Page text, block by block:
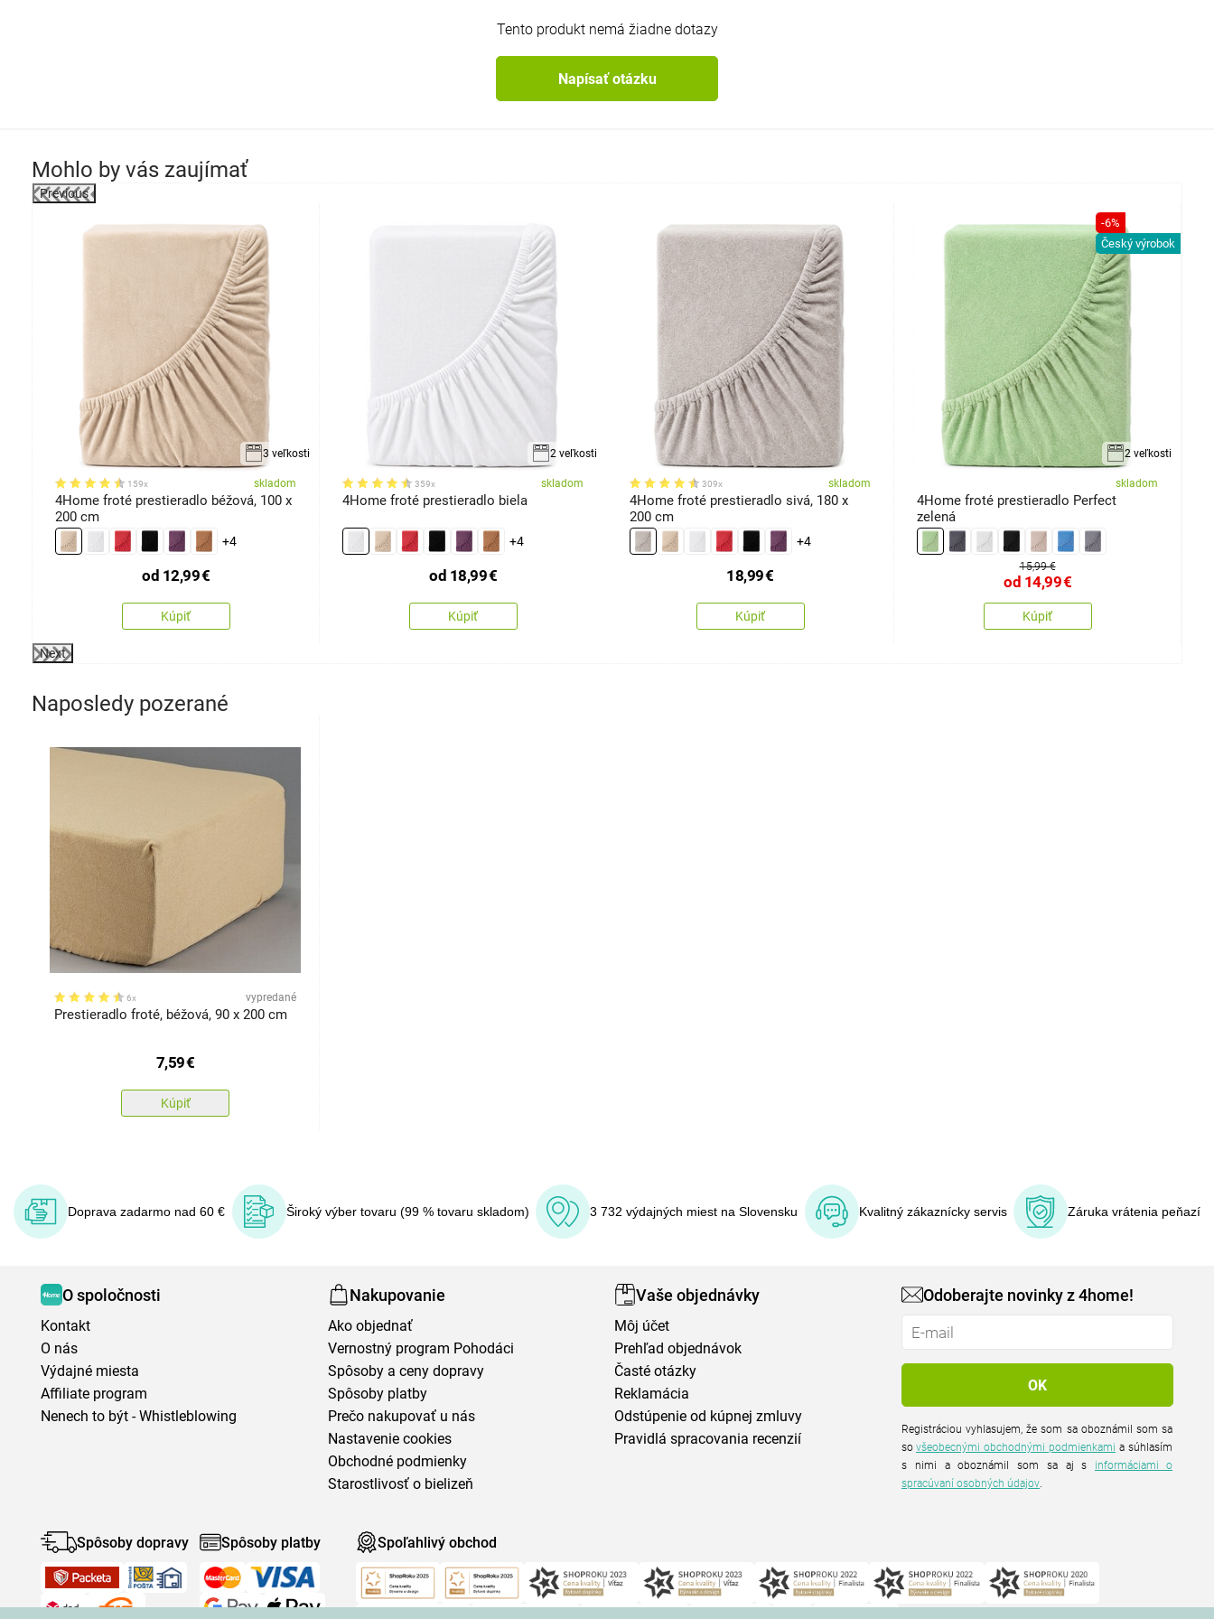
Tento produkt nemá žiadne dotazy
Napísať otázku
Mohlo by vás zaujímať
Previous
3 veľkosti
159x skladom
4Home froté prestieradlo béžová, 100 x
200 cm
+4
od 12,99€
Kúpiť
2 veľkosti
359x skladom
4Home froté prestieradlo biela
+4
od 18,99€
Kúpiť
309x skladom
4Home froté prestieradlo sivá, 180 x
200 cm
+4
18,99€
Kúpiť
-6%
Český výrobok
2 veľkosti
skladom
4Home froté prestieradlo Perfect
zelená
15,99 €
od 14,99€
Kúpiť
Next
Naposledy pozerané
6x vypredané
Prestieradlo froté, béžová, 90 x 200 cm
7,59€
Kúpiť
Doprava zadarmo nad 60 € Široký výber tovaru (99 % tovaru skladom) 3 732 výdajných miest na Slovensku Kvalitný zákaznícky servis Záruka vrátenia peňazí
O spoločnosti
Kontakt
O nás
Výdajné miesta
Affiliate program
Nenech to být - Whistleblowing
Nakupovanie
Ako objednať
Vernostný program Pohodáci
Spôsoby a ceny dopravy
Spôsoby platby
Prečo nakupovať u nás
Nastavenie cookies
Obchodné podmienky
Starostlivosť o bielizeň
Vaše objednávky
Môj účet
Prehľad objednávok
Časté otázky
Reklamácia
Odstúpenie od kúpnej zmluvy
Pravidlá spracovania recenzií
Odoberajte novinky z 4home!
Registráciou vyhlasujem, že som sa oboznámil som sa
sovšeobecnými obchodnými podmienkami a súhlasím
s nimi a oboznámil som sa aj s informáciami o
spracúvaní osobných údajov.
Spôsoby dopravy Spôsoby platby Spoľahlivý obchod